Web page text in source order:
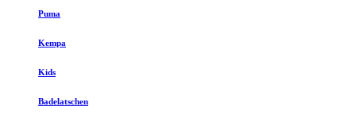
Puma
Kempa
Kids
Badelatschen